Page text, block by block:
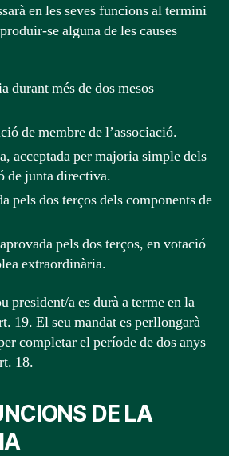
en les seves funcions al termini
se alguna de les causes
durant més de dos mesos
de membre de l’associació.
acceptada per majoria simple dels
de junta directiva.
pels dos terços dels components de
pels dos terços, en votació
extraordinària.
president/a es durà a terme en la
19. El seu mandat es perllongarà
completar el període de dos anys
18.
DE LA